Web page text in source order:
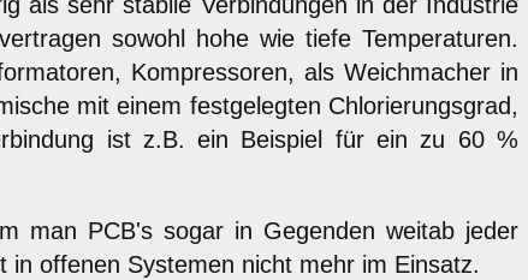
sowohl hohe wie tiefe Temperaturen.
Kompressoren, als Weichmacher in
mit einem festgelegten Chlorierungsgrad,
ist z.B. ein Beispiel für ein zu 60 %
man PCB's sogar in Gegenden weitab jeder
offenen Systemen nicht mehr im Einsatz.